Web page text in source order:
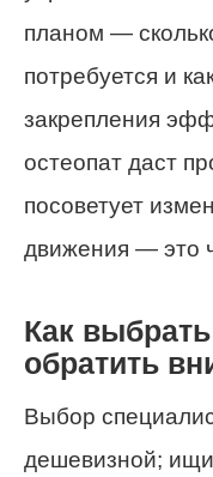
планом —
потребуется и
закрепления
остеопат даст
посоветует
движения — это
Как
обратить
Выбор
дешевизной;